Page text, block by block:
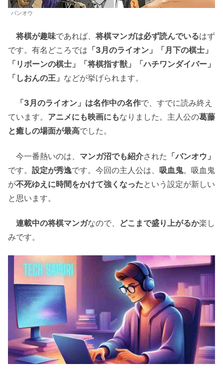
バンオウ
将棋が趣味であれば、将棋マンガは必ず読んでいるはず
です。有名どころでは 「3月のライオン」「月下の棋士」
「リボーンの棋士」「将棋指す獣」「ハチワンダイバー」
「しおんの王」 などが挙げられます。
「3月のライオン」は名作中の名作で、すでに読み終え
ています。 アニメにも映画にもなりました。主人公の葛藤
と癒しの場面が最高でした。
今一番熱いのは、 マンガ沼でも紹介された 「バンオウ」
です。 設定が秀逸です。今回の主人公は、 吸血鬼。吸血鬼
が不死ゆえに時間をかけて強くなったという設定が新しい
と思います。
連載中の将棋マンガなので、 どこまで盛り上がるか楽し
みです。